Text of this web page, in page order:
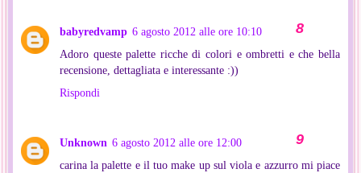
babyredvamp 6 agosto 2012 alle ore 10:10
Adoro queste palette ricche di colori e ombretti e che bella
recensione, dettagliata e interessante :))
Rispondi
Unknown 6 agosto 2012 alle ore 12:00
carina la palette e il tuo make up sul viola e azzurro mi piace